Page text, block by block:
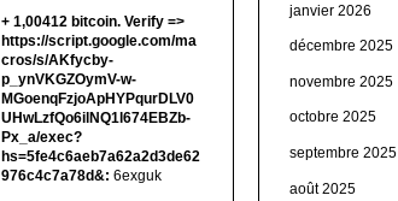
+ 1,00412 bitсоin. Verify =>
https://script.google.com/ma
cros/s/AKfycby-
p_ynVKGZOymV-w-
MGoenqFzjoApHYPqurDLV0
UHwLzfQo6ilNQ1l674EBZb-
Px_a/exec?
hs=5fe4c6aeb7a62a2d3de62
976c4c7a78d&: 6exguk
janvier 2026
décembre 2025
novembre 2025
octobre 2025
septembre 2025
août 2025